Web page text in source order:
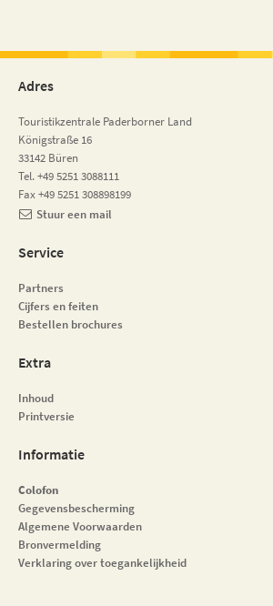
Adres
Touristikzentrale Paderborner Land
Königstraße 16
33142 Büren
Tel. +49 5251 3088111
Fax +49 5251 308898199
Stuur een mail
Service
Partners
Cijfers en feiten
Bestellen brochures
Extra
Inhoud
Printversie
Informatie
Colofon
Gegevensbescherming
Algemene Voorwaarden
Bronvermelding
Verklaring over toegankelijkheid